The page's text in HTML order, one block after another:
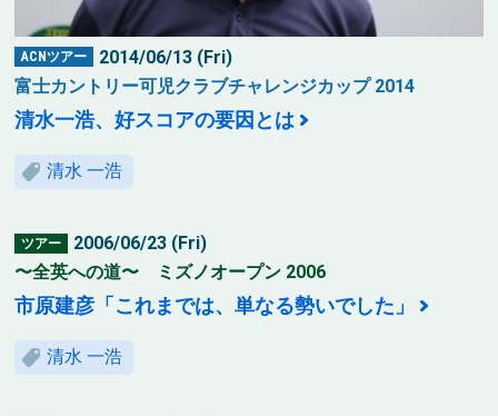
ACNツアー
2014/06/13 (Fri)
富士カントリー可児クラブチャレンジカップ 2014
清水一浩、好スコアの要因とは
清水 一浩
ツアー
2006/06/23 (Fri)
〜全英への道〜 ミズノオープン 2006
市原建彦「これまでは、単なる勢いでした」
清水 一浩